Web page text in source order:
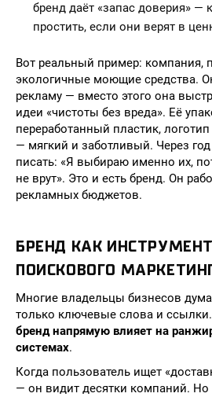
бренд даёт «запас доверия» —
простить, если они верят в
Вот реальный пример: компания,
экологичные моющие средства.
рекламу — вместо этого она
идеи «чистоты без вреда». Её
переработанный пластик,
— мягкий и заботливый. Через
писать: «Я выбираю именно их,
не врут». Это и есть бренд. Он
рекламных бюджетов.
БРЕНД КАК ИНСТРУМЕНТ
ПОИСКОВОГО
Многие владельцы бизнесов
только ключевые слова и
бренд напрямую влияет на
системах.
Когда пользователь ищет
— он видит десятки компаний. Но